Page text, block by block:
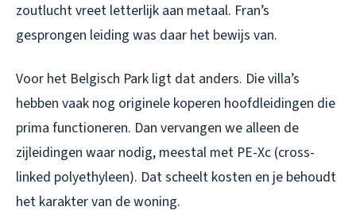
zoutlucht vreet letterlijk aan metaal. Fran’s
gesprongen leiding was daar het bewijs van.
Voor het Belgisch Park ligt dat anders. Die villa’s
hebben vaak nog originele koperen hoofdleidingen die
prima functioneren. Dan vervangen we alleen de
zijleidingen waar nodig, meestal met PE-Xc (cross-
linked polyethyleen). Dat scheelt kosten en je behoudt
het karakter van de woning.